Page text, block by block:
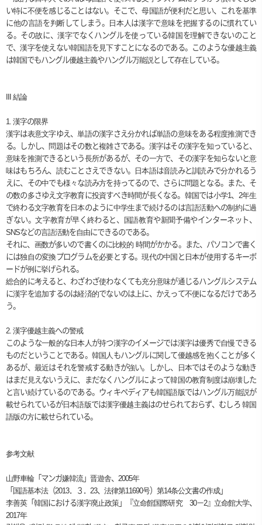
い特に不便を感じることはない。そこで、母国語が便利だと思い、これを基準
に他の言語を判断してしまう。日本人は漢字で意味を把握するのに慣れてい
る。その故に、漢字でなくハングルを使っている韓国を理解できないのこと
で、漢字を使えない韓国語を見下すことになるのである。このような優越主義
は韓国でもハングル優越主義やハングル万能説として存在している。
結論
1. 漢字の限界
漢字は表意文字ゆえ、単語の漢字さえ分かれば単語の意味をある程度推測でき
る。しかし、問題はその数と複雑さである。漢字はその漢字を知っていると、
意味を推測できるという長所があるが、その一方で、その漢字を知らないと意
味はもちろん、読むことさえできない。日本語は音読みと訓読みで分かれるう
えに、その中でも様々な読み方を持ってるので、さらに問題となる。また、そ
の数の多さゆえ文字教育に投資すべき時間が長くなる。韓国では小学1、 2年生
で終わる文字教育を日本のように中学生まで続けるのは言語活動への制約に過
ぎない。文字教育が早く終わると、国語教育や新聞予備やインターネット、
SNSなどの言語活動を自由にできるのである。
それに、画数が多いので書くのに比較的 時間がかかる。また、パソコンで書く
には独自の変換プログラムを必要とする。現代の中国と日本が使用するキーボ
ードが例に挙げられる。
総合的に考えると、わざわざ使わなくても充分意味が通じるハングルシステム
に漢字を追加するのは経済的でないのは上に、かえって不便になるだけであろ
う。
2. 漢字優越主義への警戒
このような一般的な日本人が持つ漢字のイメージでは漢字は優秀で自慢できる
ものだということである。韓国人もハングルに関して優越感を抱くことが多く
あるが、最近はそれを警戒する動きが強い。しかし、日本ではそのような動き
はまだ見えないうえに、まだなくハングルによって韓国の教育制度は崩壊した
と言い続けているのである。ウィキペディアも韓国語版ではハングル万能説が
載せられているが日本語版では漢字優越主義はのせられておらず、むしろ 韓国
語版の方に載せられている。
参考文献
山野車輪「マンガ嫌韓流」晋遊舎、 2005年
「国語基本法（2013．３． 23、法律第11690号）第14条公文書の作成」
李善英「韓国における漢字廃止政策」『立命館国際研究 30－2』立命館大学、
2017年